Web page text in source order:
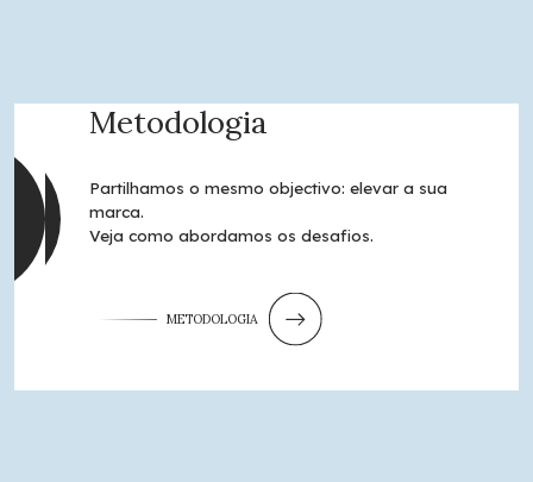
Metodologia
Partilhamos o mesmo objectivo: elevar a sua
marca.
Veja como abordamos os desafios.
METODOLOGIA